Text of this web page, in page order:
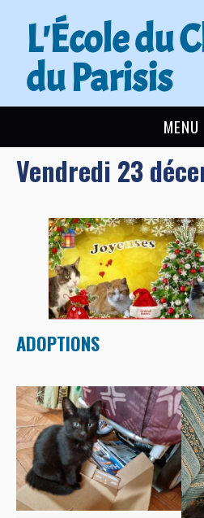
L'École du
du Parisis
MENU
L’ÉCOLE DU CHAT
ADOPTER
NOUS AIDER
CONTACT
FORUM
Vendredi 23
ADOPTIONS